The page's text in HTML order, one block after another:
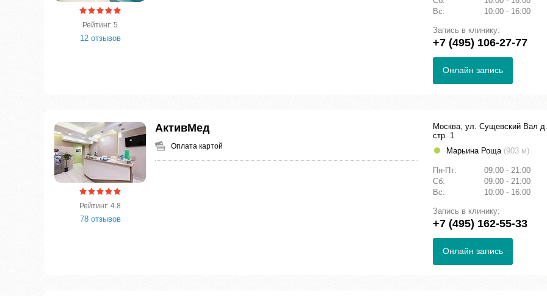
Рейтинг: 5
12 отзывов
Вс:
10:00 - 16:00
Запись в клинику:
+7 (495) 106-27-77
Онлайн запись
Рейтинг: 4.8
78 отзывов
АктивМед
Оплата картой
Москва, ул. Сущевский Вал
стр. 1
Марьина Роща (903 м)
Пн-Пт:
09:00 - 21:00
Сб:
09:00 - 21:00
Вс:
10:00 - 16:00
Запись в клинику:
+7 (495) 162-55-33
Онлайн запись